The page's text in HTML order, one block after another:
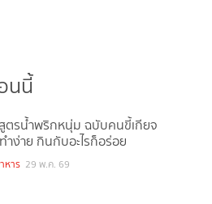
นนี้
ตรน้ำพริกหนุ่ม ฉบับคนขี้เกียจ
ำง่าย กินกับอะไรก็อร่อย
หาร 29 พ.ค. 69